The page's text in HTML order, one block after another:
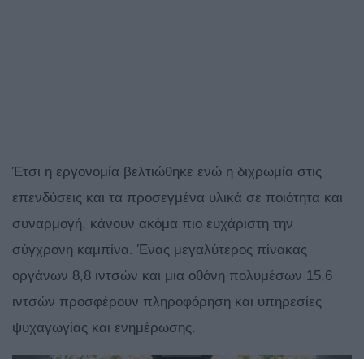
Έτσι η εργονομία βελτιώθηκε ενώ η διχρωμία στις
επενδύσεις και τα προσεγμένα υλικά σε ποιότητα και
συναρμογή, κάνουν ακόμα πιο ευχάριστη την
σύγχρονη καμπίνα. Ένας μεγαλύτερος πίνακας
οργάνων 8,8 ιντσών και μια οθόνη πολυμέσων 15,6
ιντσών προσφέρουν πληροφόρηση και υπηρεσίες
ψυχαγωγίας και ενημέρωσης.